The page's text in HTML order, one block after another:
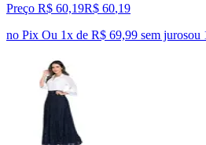
Preço R$ 60,19R$ 60,19
no Pix Ou 1x de R$ 69,99 sem jurosou